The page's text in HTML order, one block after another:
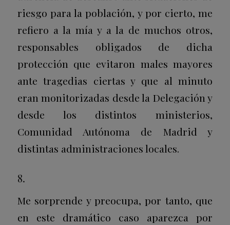
riesgo para la población, y por cierto, me
refiero a la mía y a la de muchos otros,
responsables obligados de dicha
protección que evitaron males mayores
ante tragedias ciertas y que al minuto
eran monitorizadas desde la Delegación y
desde los distintos ministerios,
Comunidad Autónoma de Madrid y
distintas administraciones locales.
8.
Me sorprende y preocupa, por tanto, que
en este dramático caso aparezca por